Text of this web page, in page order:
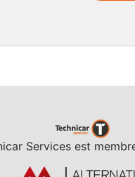
Services est